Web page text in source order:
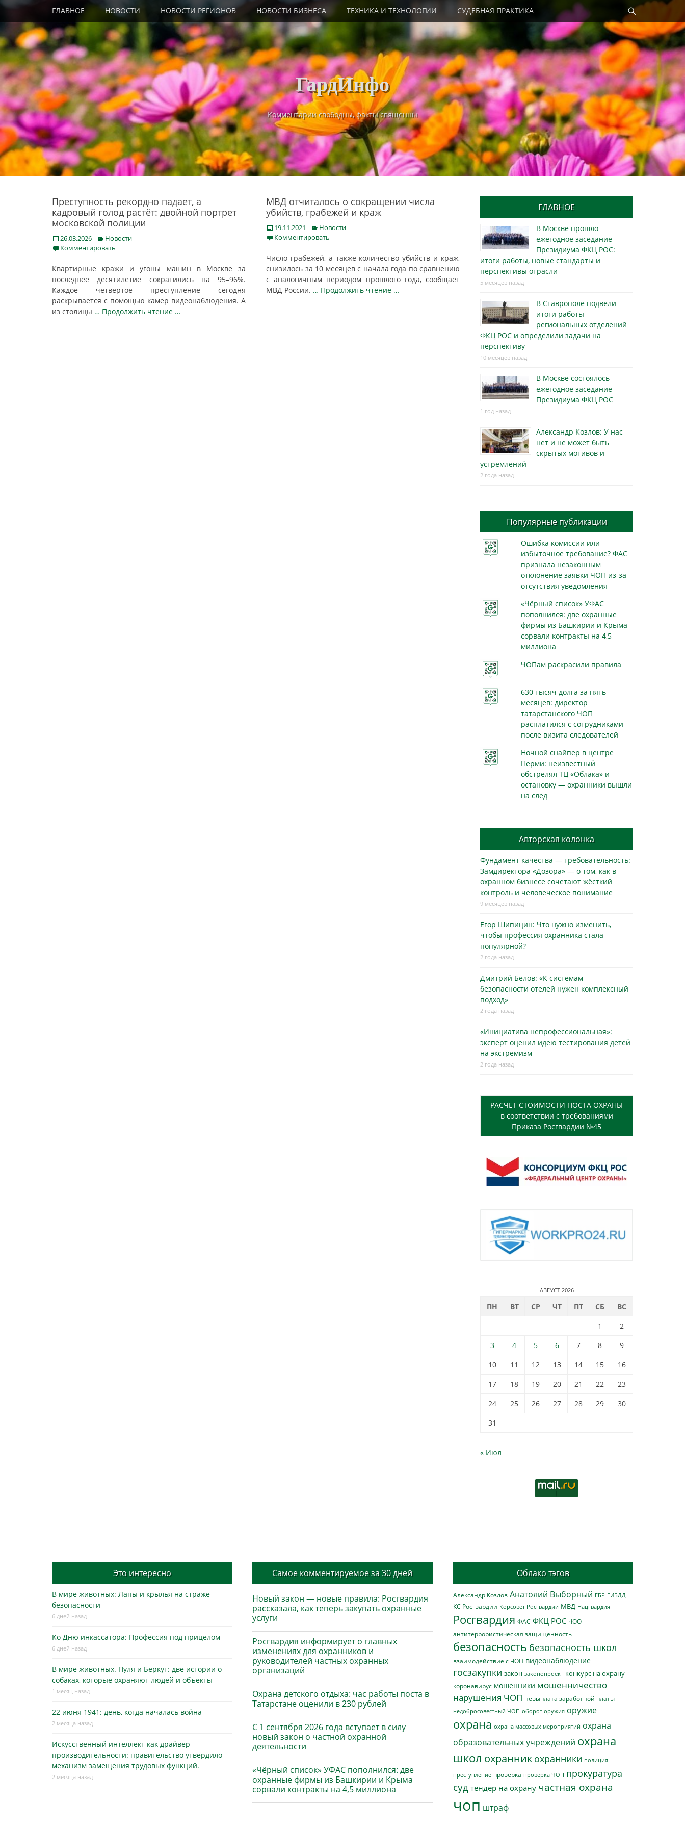
content
Primary Menu
ГЛАВНОЕ НОВОСТИ НОВОСТИ РЕГИОНОВ НОВОСТИ БИЗНЕСА ТЕХНИКА И ТЕХНОЛОГИИ СУДЕБНАЯ ПРАКТИКА
Найти
ГардИнфо
Комментарии свободны, факты священны
Преступность рекордно падает, а
кадровый голод растёт: двойной портрет
московской полиции
Posted
on
26.03.2026 Categories
Новости
Комментировать
Квартирные кражи и угоны машин в Москве за
последнее десятилетие сократились на 95–96%.
Каждое четвертое преступление сегодня
раскрывается с помощью камер видеонаблюдения. А
из столицы … Продолжить чтение …
МВД отчиталось о сокращении числа
убийств, грабежей и краж
Posted
on
19.11.2021 Categories
Новости
Комментировать
Число грабежей, а также количество убийств и краж,
снизилось за 10 месяцев с начала года по сравнению
с аналогичным периодом прошлого года, сообщает
МВД России. … Продолжить чтение …
ГЛАВНОЕ
В Москве прошло
ежегодное заседание
Президиума ФКЦ РОС:
итоги работы, новые стандарты и
перспективы отрасли
5 месяцев назад
В Ставрополе подвели
итоги работы
региональных отделений
ФКЦ РОС и определили задачи на
перспективу
10 месяцев назад
В Москве состоялось
ежегодное заседание
Президиума ФКЦ РОС
1 год назад
Александр Козлов: У нас
нет и не может быть
скрытых мотивов и
устремлений
2 года назад
Популярные публикации
Ошибка комиссии или
избыточное требование? ФАС
признала незаконным
отклонение заявки ЧОП из-за
отсутствия уведомления
«Чёрный список» УФАС
пополнился: две охранные
фирмы из Башкирии и Крыма
сорвали контракты на 4,5
миллиона
ЧОПам раскрасили правила
630 тысяч долга за пять
месяцев: директор
татарстанского ЧОП
расплатился с сотрудниками
после визита следователей
Ночной снайпер в центре
Перми: неизвестный
обстрелял ТЦ «Облака» и
остановку — охранники вышли
на след
Авторская колонка
Фундамент качества — требовательность:
Замдиректора «Дозора» — о том, как в
охранном бизнесe сочетают жёсткий
контроль и человеческое понимание
9 месяцев назад
Егор Шипицин: Что нужно изменить,
чтобы профессия охранника стала
популярной?
2 года назад
Дмитрий Белов: «К системам
безопасности отелей нужен комплексный
подход»
2 года назад
«Инициатива непрофессиональная»:
эксперт оценил идею тестирования детей
на экстремизм
2 года назад
РАСЧЕТ СТОИМОСТИ ПОСТА ОХРАНЫ
в соответствии с требованиями
Приказа Росгвардии №45
АВГУСТ 2026
ПН ВТ СР ЧТ ПТ СБ
ВС
1
2
3
4 5 6 7 8
9
10
11 12 13 14 15
16
17
18 19 20 21 22
23
24
25 26 27 28 29
30
31
« Июл
Это интересно
В мире животных: Лапы и крылья на страже
безопасности
6 дней назад
Ко Дню инкассатора: Профессия под прицелом
6 дней назад
В мире животных. Пуля и Беркут: две истории о
собаках, которые охраняют людей и объекты
1 месяц назад
22 июня 1941: день, когда началась война
2 месяца назад
Искусственный интеллект как драйвер
производительности: правительство утвердило
механизм замещения трудовых функций.
2 месяца назад
Самое комментируемое за 30 дней
Новый закон — новые правила: Росгвардия
рассказала, как теперь закупать охранные
услуги
Росгвардия информирует о главных
изменениях для охранников и
руководителей частных охранных
организаций
Охрана детского отдыха: час работы поста в
Татарстане оценили в 230 рублей
С 1 сентября 2026 года вступает в силу
новый закон о частной охранной
деятельности
«Чёрный список» УФАС пополнился: две
охранные фирмы из Башкирии и Крыма
сорвали контракты на 4,5 миллиона
Облако тэгов
Александр Козлов Анатолий Выборный ГБР ГИБДД
КС Росгвардии Корсовет Росгвардии МВД Нацгвардия
Росгвардия ФАС ФКЦ РОС ЧОО
антитеррористическая защищенность
безопасность безопасность школ
взаимодействие с ЧОП видеонаблюдение
госзакупки закон законопроект конкурс на охрану
коронавирус мошенники мошенничество
нарушения ЧОП невыплата заработной платы
недобросовестный ЧОП оборот оружия оружие
охрана охрана массовых мероприятий охрана
образовательных учреждений охрана
школ охранник охранники полиция
преступление проверка проверка ЧОП прокуратура
суд тендер на охрану частная охрана
чоп штраф